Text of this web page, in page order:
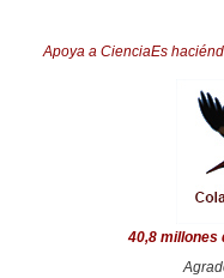
Apoya a CienciaEs
40,8 millones